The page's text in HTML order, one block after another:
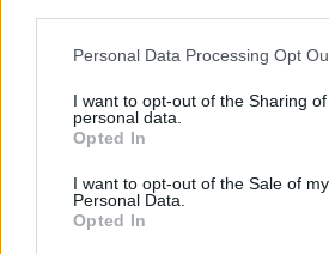
Personal Data Processing Opt
I want to opt-out of the Sharing
personal data.
Opted In
I want to opt-out of the Sale of my
Personal Data.
Opted In
Portfolio.hu teljes
Kötéslisták: BÉT elmúlt 2 év